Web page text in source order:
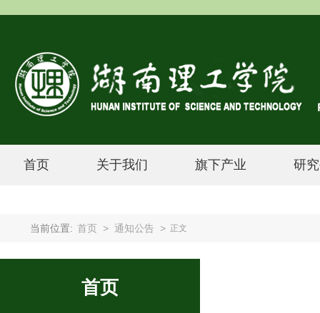
首页 关于我们 旗下产业 研
当前位置: 首页 > 通知公告 > 正文
首页